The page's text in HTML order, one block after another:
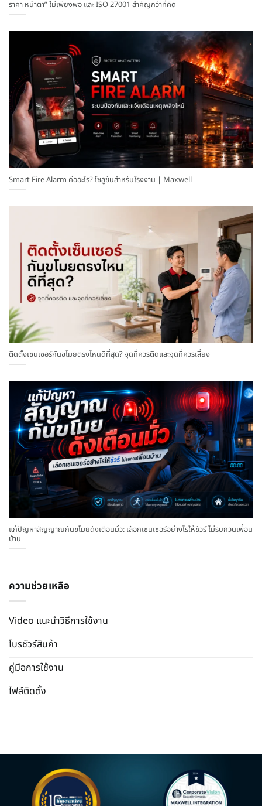
ราคา หน้าตา” ไม่เพียงพอ และ ISO 27001 สำคัญกว่าที่คิด
Smart Fire Alarm คืออะไร? โซลูชันสำหรับโรงงาน | Maxwell
ติดตั้งเซนเซอร์กันขโมยตรงไหนดีที่สุด? จุดที่ควรติดและจุดที่ควรเลี่ยง
แก้ปัญหาสัญญาณกันขโมยดังเตือนมั่ว: เลือกเซนเซอร์อย่างไรให้ชัวร์ ไม่รบกวนเพื่อน
บ้าน
ความช่วยเหลือ
Video แนะนำวิธีการใช้งาน
โบรชัวร์สินค้า
คู่มือการใช้งาน
ไฟล์ติดตั้ง